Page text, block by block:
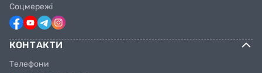
Соцмережі
КОНТАКТИ
Телефони